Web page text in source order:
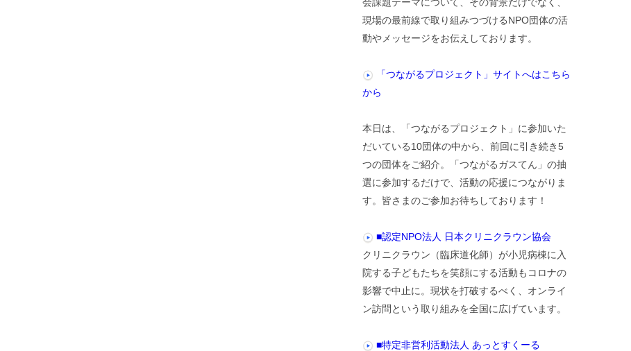
現場の最前線で取り組みつづけるNPO団体の活
動やメッセージをお伝えしております。
「つながるプロジェクト」サイトへはこちら
から
本日は、「つながるプロジェクト」に参加いた
だいている10団体の中から、前回に引き続き5
つの団体をご紹介。「つながるガスてん」の抽
選に参加するだけで、活動の応援につながりま
す。皆さまのご参加お待ちしております！
■認定NPO法人 日本クリニクラウン協会
クリニクラウン（臨床道化師）が小児病棟に入
院する子どもたちを笑顔にする活動もコロナの
影響で中止に。現状を打破するべく、オンライ
ン訪問という取り組みを全国に広げています。
■特定非営利活動法人 あっとすくーる